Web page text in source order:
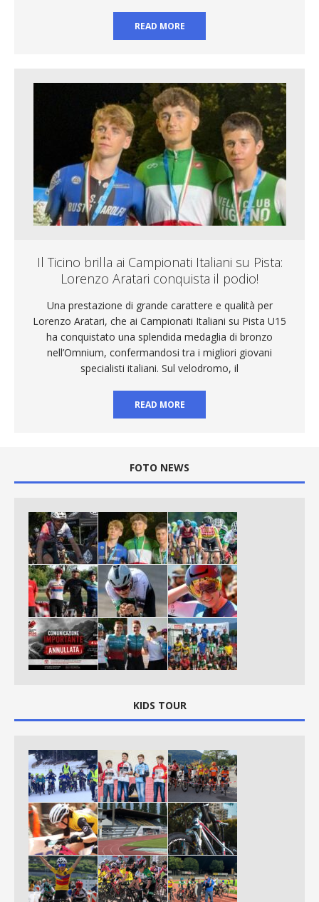
READ MORE
Il Ticino brilla ai Campionati Italiani su Pista:
Lorenzo Aratari conquista il podio!
Una prestazione di grande carattere e qualità per
Lorenzo Aratari, che ai Campionati Italiani su Pista U15
ha conquistato una splendida medaglia di bronzo
nell’Omnium, confermandosi tra i migliori giovani
specialisti italiani. Sul velodromo, il
READ MORE
FOTO NEWS
KIDS TOUR